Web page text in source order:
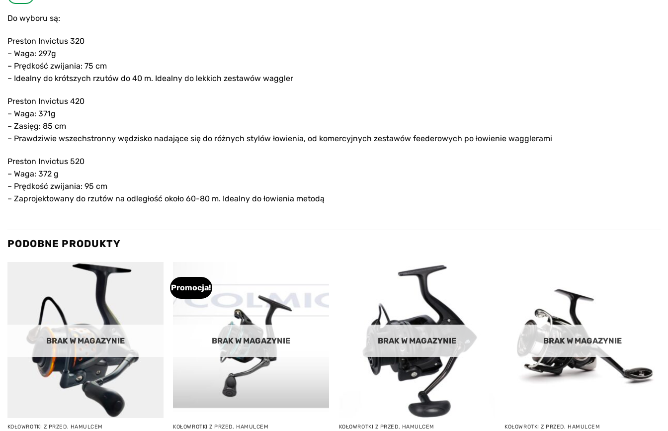
Do wyboru są:
Preston Invictus 320
– Waga: 297g
– Prędkość zwijania: 75 cm
– Idealny do krótszych rzutów do 40 m. Idealny do lekkich zestawów waggler
Preston Invictus 420
– Waga: 371g
– Zasięg: 85 cm
– Prawdziwie wszechstronny wędzisko nadające się do różnych stylów łowienia, od komercyjnych zestawów feederowych po łowienie wagglerami
Preston Invictus 520
– Waga: 372 g
– Prędkość zwijania: 95 cm
– Zaprojektowany do rzutów na odległość około 60-80 m. Idealny do łowienia metodą
PODOBNE PRODUKTY
BRAK W MAGAZYNIE
KOŁOWROTKI Z PRZED. HAMULCEM
Promocja!
wishlist
BRAK W MAGAZYNIE
KOŁOWROTKI Z PRZED. HAMULCEM
BRAK W MAGAZYNIE
KOŁOWROTKI Z PRZED. HAMULCEM
BRAK W MAGAZYNIE
KOŁOWROTKI Z PRZED. HAMULCEM